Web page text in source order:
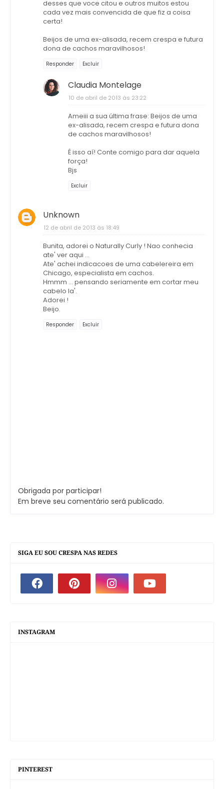
desses que voce citou e outros muitos estou
cada vez mais convencida de que fiz a coisa
certa!
Beijos de uma ex-alisada, recem crespa e futura
dona de cachos maravilhosos!
Responder Excluir
Claudia Montelage
10 de abril de 2013 às 23:22
Ameiii a sua última frase: Beijos de uma
ex-alisada, recem crespa e futura dona
de cachos maravilhosos!
É isso aí! Conte comigo para dar aquela
força!
Bjs
Excluir
Unknown
12 de abril de 2013 às 18:49
Bunita, adorei o Naturally Curly ! Nao conhecia
ate' ver aqui ...
Ate' achei indicacoes de uma cabelereira em
Chicago, especialista em cachos.
Hmmm ... pensando seriamente em cortar meu
cabelo la'.
Adorei !
Beijo.
Responder Excluir
Obrigada por participar!
Em breve seu comentário será publicado.
SIGA EU SOU CRESPA NAS REDES
INSTAGRAM
PINTEREST